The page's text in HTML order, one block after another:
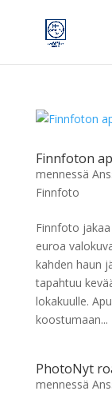
Finnfoton
mennessä
Finnfoto
Finnfoto
euroa
kahden haun
tapahtuu
lokakuulle.
koostumaan...
PhotoNyt
mennessä